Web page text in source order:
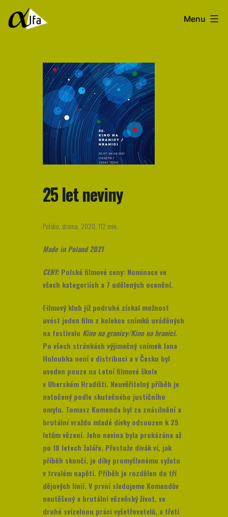
Přejít
Filmový
Menu
25 let neviny
Polsko, drama, 2020, 112 min.
Made in Poland 2021
CENY:Polské filmové ceny: Nominace ve
všech kategoriích a 7 udělených ocenění.
Filmový klub již podruhé získal možnost
uvést jeden film z kolekce snímků uváděných
na festivalu Kino na granicy/Kino na hranici.
Po všech stránkách výjimečný snímek Jana
Holoubka není v distribuci a v Česku byl
uveden pouze na Letní filmové škole
v Uherském Hradišti. Neuvěřitelný příběh je
natočený podle skutečného justičního
omylu. Tomasz Komenda byl za znásilnění a
brutální vraždu mladé dívky odsouzen k 25
letům vězení. Jeho nevina byla prokázána až
po 18 letech žaláře. Přestože divák ví, jak
příběh skončí, je díky promyšlenému syžetu
v trvalém napětí. Příběh je rozdělen do tří
dějových linií. V první sledujeme Komendův
neutěšený a brutální vězeňský život, ve
druhé svízelnou práci vyšetřovatelů, a třetí